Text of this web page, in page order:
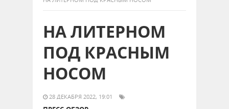
НА ЛИТЕРНОМ
ПОД КРАСНЫМ
НОСОМ
28 ДЕКАБРЯ 2022, 19:01